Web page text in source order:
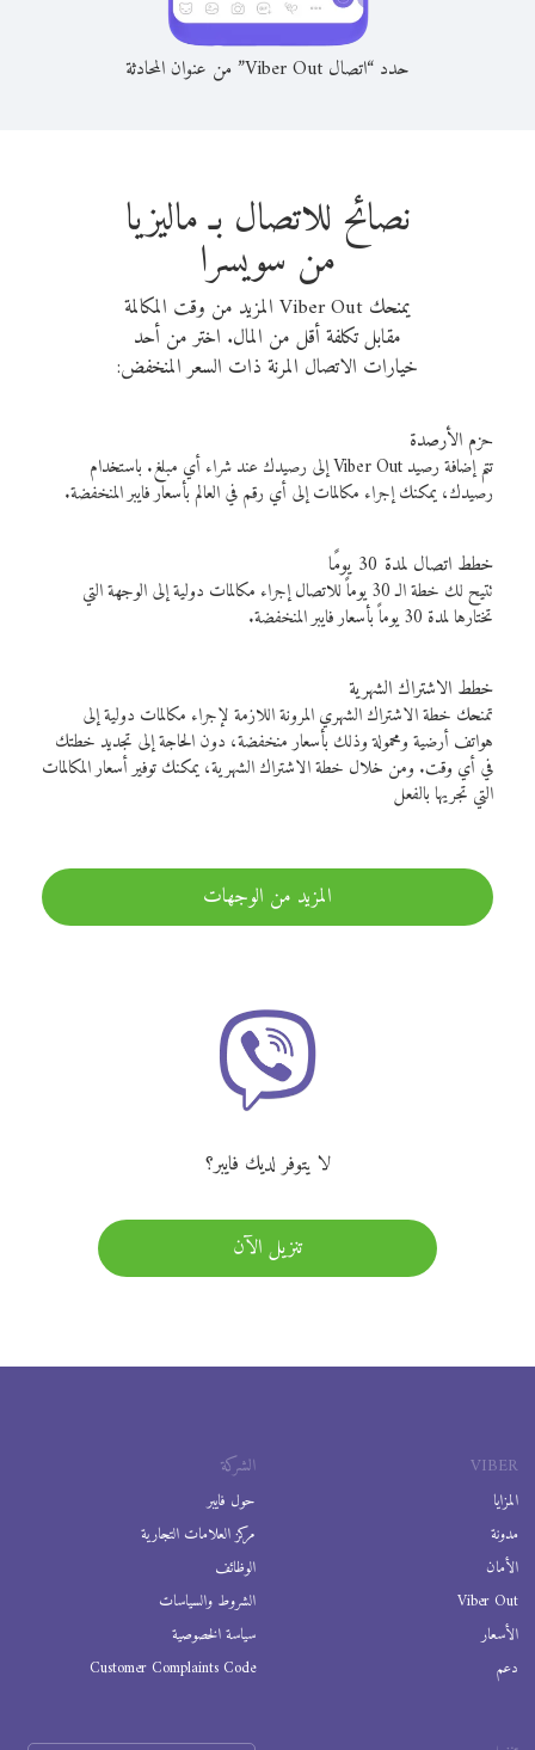
حدد “اتصال Viber Out” من عنوان المحادثة
نصائح للاتصال بـ ماليزيا
من سويسرا
يمنحك Viber Out المزيد من وقت المكالمة
مقابل تكلفة أقل من المال. اختر من أحد
خيارات الاتصال المرنة ذات السعر المنخفض:
حزم الأرصدة
تتم إضافة رصيد Viber Out إلى رصيدك عند شراء أي مبلغ. باستخدام
رصيدك، يمكنك إجراء مكالمات إلى أي رقم في العالم بأسعار فايبر المنخفضة.
خطط اتصال لمدة 30 يومًا
تتيح لك خطة الـ 30 يوماً للاتصال إجراء مكالمات دولية إلى الوجهة التي
تختارها لمدة 30 يوماً بأسعار فايبر المنخفضة.
خطط الاشتراك الشهرية
تمنحك خطة الاشتراك الشهري المرونة اللازمة لإجراء مكالمات دولية إلى
هواتف أرضية ومحمولة وذلك بأسعار منخفضة، دون الحاجة إلى تجديد خطتك
في أي وقت. ومن خلال خطة الاشتراك الشهرية، يمكنك توفير أسعار المكالمات
التي تجريها بالفعل
المزيد من الوجهات
لا يتوفر لديك فايبر؟
تنزيل الآن
VIBER
المزايا
مدونة
الأمان
Viber Out
الأسعار
دعم
الشركة
حول فايبر
مركز العلامات التجارية
الوظائف
الشروط والسياسات
سياسة الخصوصية
Customer Complaints Code